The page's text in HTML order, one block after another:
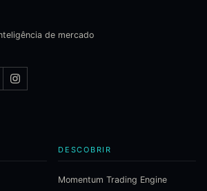
de mercado
DESCOBRIR
Momentum Trading Engine